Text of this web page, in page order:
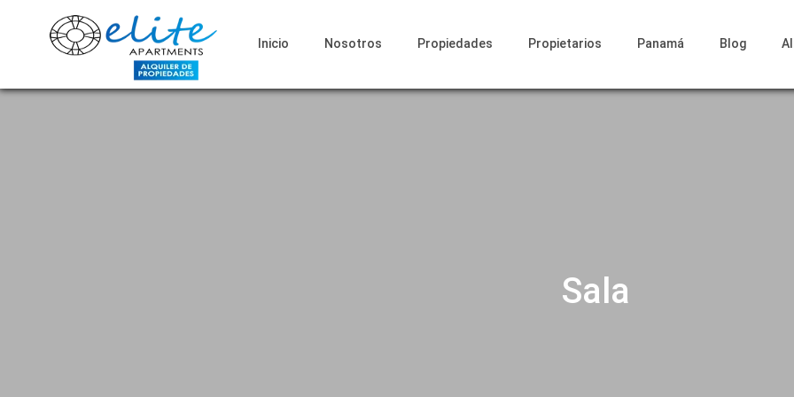
Inicio Nosotros Propiedades Propietarios Panamá Blog
Sala